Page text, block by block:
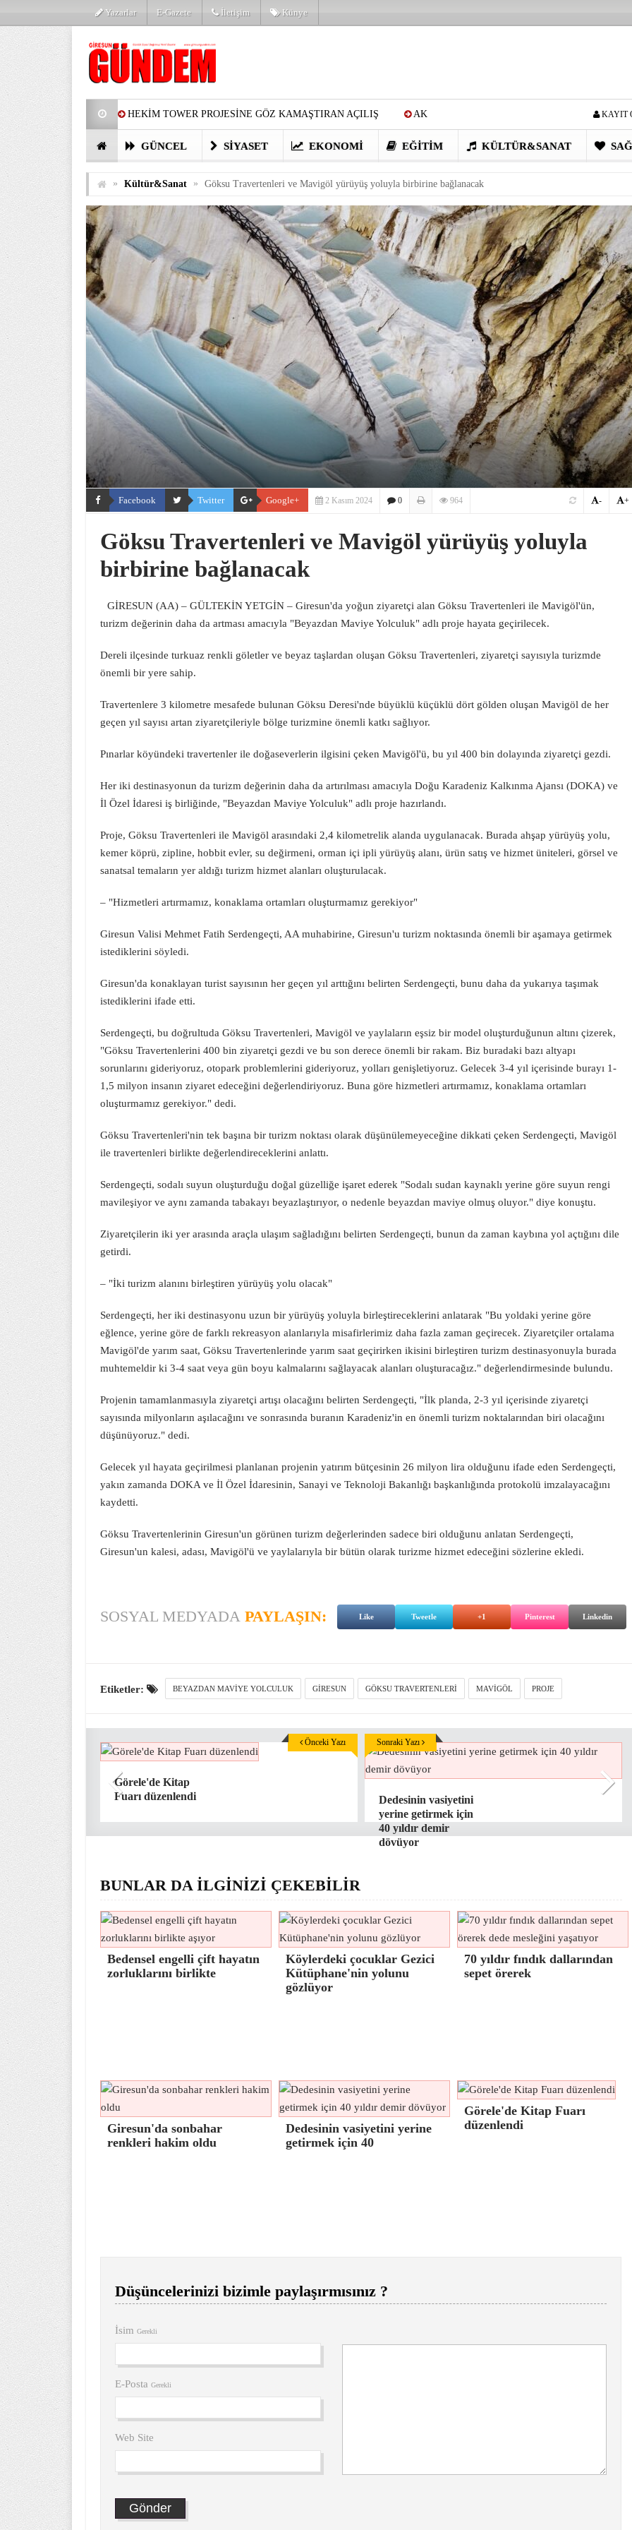
Yazarlar E-Gazete İletişim Künye
HEKİM TOWER PROJESİNE GÖZ KAMAŞTIRAN AÇILIŞ AK
PARTİ’DE YENİ YÜZLER HARUN CİCİ: VİDEOYU GÖRÜNCE
BİRİNCİSİ YAPILAN TAMDERE YAPRAKLI OBASI YAYLA ŞENLİĞİ
KATILIMCILARI COŞTURDU
KAYIT
GÜNCEL SIYASET EKONOMI EĞITIM KÜLTÜR&SANAT
» Kültür&Sanat » Göksu Travertenleri ve Mavigöl yürüyüş yoluyla birbirine bağlanacak
Facebook Twitter Google+ 2 Kasım 2024 0 964 +
-
Göksu Travertenleri ve Mavigöl yürüyüş yoluyla
birbirine bağlanacak
GİRESUN (AA) – GÜLTEKİN YETGİN – Giresun'da yoğun ziyaretçi alan Göksu Travertenleri ile Mavigöl'ün,
turizm değerinin daha da artması amacıyla "Beyazdan Maviye Yolculuk" adlı proje hayata geçirilecek.
Dereli ilçesinde turkuaz renkli göletler ve beyaz taşlardan oluşan Göksu Travertenleri, ziyaretçi sayısıyla turizmde
önemli bir yere sahip.
Travertenlere 3 kilometre mesafede bulunan Göksu Deresi'nde büyüklü küçüklü dört gölden oluşan Mavigöl de her
geçen yıl sayısı artan ziyaretçileriyle bölge turizmine önemli katkı sağlıyor.
Pınarlar köyündeki travertenler ile doğaseverlerin ilgisini çeken Mavigöl'ü, bu yıl 400 bin dolayında ziyaretçi gezdi.
Her iki destinasyonun da turizm değerinin daha da artırılması amacıyla Doğu Karadeniz Kalkınma Ajansı (DOKA) ve
İl Özel İdaresi iş birliğinde, "Beyazdan Maviye Yolculuk" adlı proje hazırlandı.
Proje, Göksu Travertenleri ile Mavigöl arasındaki 2,4 kilometrelik alanda uygulanacak. Burada ahşap yürüyüş yolu,
kemer köprü, zipline, hobbit evler, su değirmeni, orman içi ipli yürüyüş alanı, ürün satış ve hizmet üniteleri, görsel ve
sanatsal temaların yer aldığı turizm hizmet alanları oluşturulacak.
– "Hizmetleri artırmamız, konaklama ortamları oluşturmamız gerekiyor"
Giresun Valisi Mehmet Fatih Serdengeçti, AA muhabirine, Giresun'u turizm noktasında önemli bir aşamaya getirmek
istediklerini söyledi.
Giresun'da konaklayan turist sayısının her geçen yıl arttığını belirten Serdengeçti, bunu daha da yukarıya taşımak
istediklerini ifade etti.
Serdengeçti, bu doğrultuda Göksu Travertenleri, Mavigöl ve yaylaların eşsiz bir model oluşturduğunun altını çizerek,
"Göksu Travertenlerini 400 bin ziyaretçi gezdi ve bu son derece önemli bir rakam. Biz buradaki bazı altyapı
sorunlarını gideriyoruz, otopark problemlerini gideriyoruz, yolları genişletiyoruz. Gelecek 3-4 yıl içerisinde burayı 1-
1,5 milyon insanın ziyaret edeceğini değerlendiriyoruz. Buna göre hizmetleri artırmamız, konaklama ortamları
oluşturmamız gerekiyor." dedi.
Göksu Travertenleri'nin tek başına bir turizm noktası olarak düşünülemeyeceğine dikkati çeken Serdengeçti, Mavigöl
ile travertenleri birlikte değerlendireceklerini anlattı.
Serdengeçti, sodalı suyun oluşturduğu doğal güzelliğe işaret ederek "Sodalı sudan kaynaklı yerine göre suyun rengi
mavileşiyor ve aynı zamanda tabakayı beyazlaştırıyor, o nedenle beyazdan maviye olmuş oluyor." diye konuştu.
Ziyaretçilerin iki yer arasında araçla ulaşım sağladığını belirten Serdengeçti, bunun da zaman kaybına yol açtığını dile
getirdi.
– "İki turizm alanını birleştiren yürüyüş yolu olacak"
Serdengeçti, her iki destinasyonu uzun bir yürüyüş yoluyla birleştireceklerini anlatarak "Bu yoldaki yerine göre
eğlence, yerine göre de farklı rekreasyon alanlarıyla misafirlerimiz daha fazla zaman geçirecek. Ziyaretçiler ortalama
Mavigöl'de yarım saat, Göksu Travertenlerinde yarım saat geçirirken ikisini birleştiren turizm destinasyonuyla burada
muhtemeldir ki 3-4 saat veya gün boyu kalmalarını sağlayacak alanları oluşturacağız." değerlendirmesinde bulundu.
Projenin tamamlanmasıyla ziyaretçi artışı olacağını belirten Serdengeçti, "İlk planda, 2-3 yıl içerisinde ziyaretçi
sayısında milyonların aşılacağını ve sonrasında buranın Karadeniz'in en önemli turizm noktalarından biri olacağını
düşünüyoruz." dedi.
Gelecek yıl hayata geçirilmesi planlanan projenin yatırım bütçesinin 26 milyon lira olduğunu ifade eden Serdengeçti,
yakın zamanda DOKA ve İl Özel İdaresinin, Sanayi ve Teknoloji Bakanlığı başkanlığında protokolü imzalayacağını
kaydetti.
Göksu Travertenlerinin Giresun'un görünen turizm değerlerinden sadece biri olduğunu anlatan Serdengeçti,
Giresun'un kalesi, adası, Mavigöl'ü ve yaylalarıyla bir bütün olarak turizme hizmet edeceğini sözlerine ekledi.
SOSYAL MEDYADA PAYLAŞIN: Like Tweetle +1 Pinterest Linkedin
Etiketler: BEYAZDAN MAVIYE YOLCULUK GIRESUN GÖKSU TRAVERTENLERI MAVIGÖL PROJE
Görele'de Kitap
Fuarı düzenlendi
Önceki Yazı
Dedesinin vasiyetini
yerine getirmek için
40 yıldır demir
dövüyor
Sonraki Yazı
BUNLAR DA İLGİNİZİ ÇEKEBİLİR
Bedensel engelli çift hayatın
zorluklarını birlikte
Köylerdeki çocuklar Gezici
Kütüphane'nin yolunu
gözlüyor
70 yıldır fındık dallarından
sepet örerek
Giresun'da sonbahar
renkleri hakim oldu
Dedesinin vasiyetini yerine
getirmek için 40
Görele'de Kitap Fuarı
düzenlendi
Düşüncelerinizi bizimle paylaşırmısınız ?
İsim Gerekli
E-Posta Gerekli
Web Site